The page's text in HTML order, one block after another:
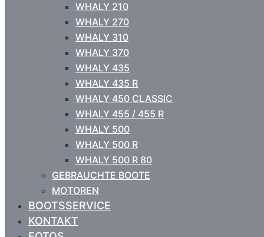
WHALY 210
WHALY 270
WHALY 310
WHALY 370
WHALY 435
WHALY 435 R
WHALY 450 CLASSIC
WHALY 455 / 455 R
WHALY 500
WHALY 500 R
WHALY 500 R 80
GEBRAUCHTE BOOTE
MOTOREN
BOOTSSERVICE
KONTAKT